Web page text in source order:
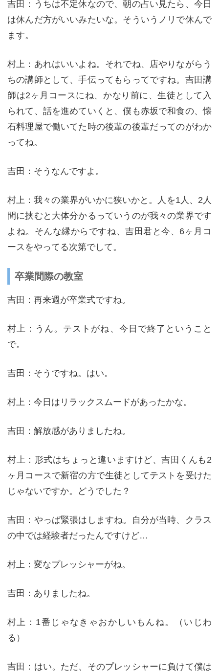
吉田：うちは不定休なので、朝の占い見たら、今日
は休んだ方がいいみたいな。そういうノリで休んで
ます。
村上：あれはいいよね。それでね、店やりながらう
ちの講師として、手伝ってもらってですね。吉田講
師は2ヶ月コースにね、かなり前に、生徒として入
られて、話を進めていくと、僕も赤坂で和食の、懐
石料理屋で働いてた時の後輩の後輩だってのがわか
ってね。
吉田：そうなんですよ。
村上：我々の業界がいかに狭いかと。人を1人、2人
間に挟むと大体分かるっていうのが我々の業界です
よね。そんな縁からですね、吉田君と今、6ヶ月コ
ースをやってる次第でして。
卒業間際の教室
吉田：再来週が卒業式ですね。
村上：うん。テストがね、今日で終了ということ
で。
吉田：そうですね。はい。
村上：今日はリラックスムードがあったかな。
吉田：解放感がありましたね。
村上：形式はちょっと違いますけど、吉田くんも2
ヶ月コースで新宿の方で生徒としてテストを受けた
じゃないですか。どうでした？
吉田：やっぱ緊張はしますね。自分が当時、クラス
の中では経験者だったんですけど…
村上：変なプレッシャーがね。
吉田：ありましたね。
村上：1番じゃなきゃおかしいもんね。（いじわ
る）
吉田：はい。ただ、そのプレッシャーに負けて僕は